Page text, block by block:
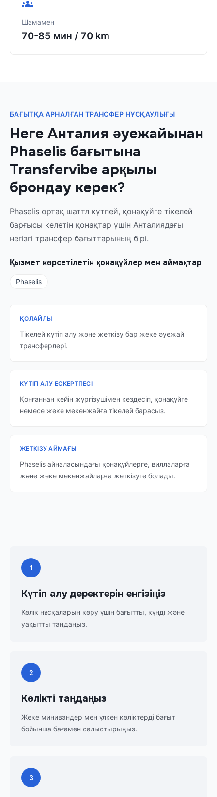
Шамамен
70-85 мин / 70 km
БАҒЫТҚА АРНАЛҒАН ТРАНСФЕР НҰСҚАУЛЫҒЫ
Неге Анталия әуежайынан
Phaselis бағытына
Transfervibe арқылы
брондау керек?
Phaselis ортақ шаттл күтпей, қонақүйге тікелей
барғысы келетін қонақтар үшін Анталиядағы
негізгі трансфер бағыттарының бірі.
Қызмет көрсетілетін қонақүйлер мен аймақтар
Phaselis
ҚОЛАЙЛЫ
Тікелей күтіп алу және жеткізу бар жеке әуежай
трансферлері.
КҮТІП АЛУ ЕСКЕРТПЕСІ
Қонғаннан кейін жүргізушімен кездесіп, қонақүйге
немесе жеке мекенжайға тікелей барасыз.
ЖЕТКІЗУ АЙМАҒЫ
Phaselis айналасындағы қонақүйлерге, виллаларға
және жеке мекенжайларға жеткізуге болады.
1
Күтіп алу деректерін енгізіңіз
Көлік нұсқаларын көру үшін бағытты, күнді және
уақытты таңдаңыз.
2
Көлікті таңдаңыз
Жеке минивэндер мен үлкен көліктерді бағыт
бойынша бағамен салыстырыңыз.
3